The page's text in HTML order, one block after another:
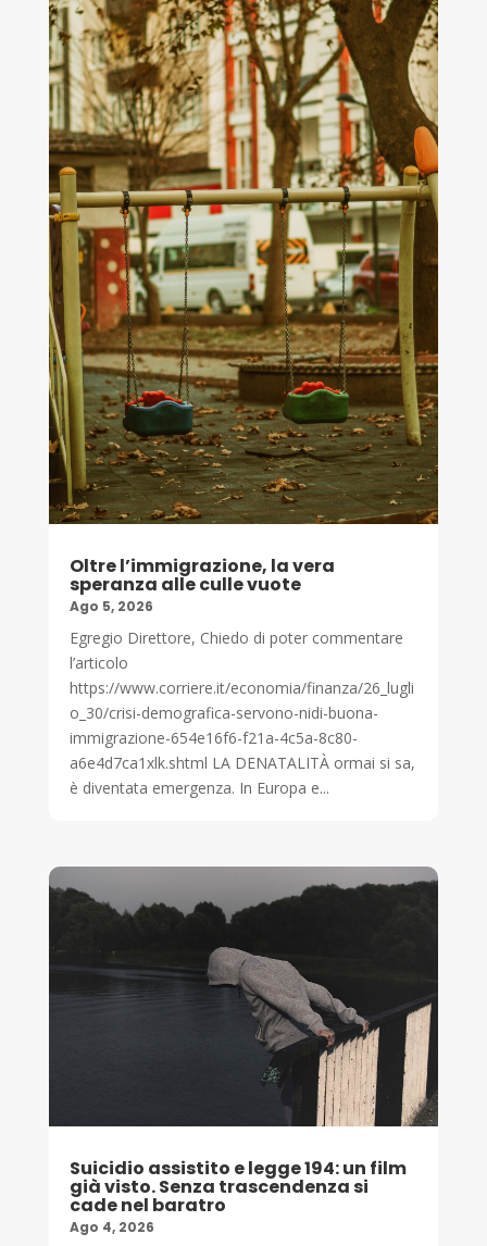
Oltre l’immigrazione, la vera
speranza alle culle vuote
Ago 5, 2026
Egregio Direttore, Chiedo di poter commentare
l’articolo
https://www.corriere.it/economia/finanza/26_lugli
o_30/crisi-demografica-servono-nidi-buona-
immigrazione-654e16f6-f21a-4c5a-8c80-
a6e4d7ca1xlk.shtml LA DENATALITÀ ormai si sa,
è diventata emergenza. In Europa e...
Suicidio assistito e legge 194: un film
già visto. Senza trascendenza si
cade nel baratro
Ago 4, 2026